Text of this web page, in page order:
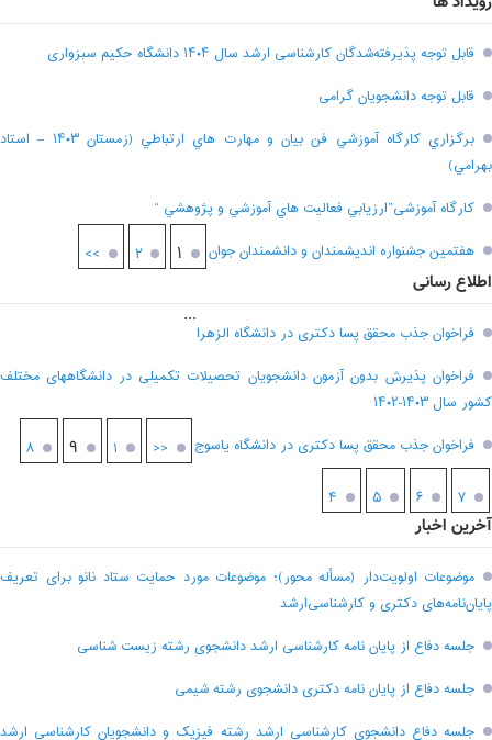
قابل توجه پذیرفته‌شدگان کارشناسی ارشد سال ۱۴۰۴ دانشگاه حکیم سبزواری
قابل توجه دانشجویان گرامی
برگزاري کارگاه آموزشي فن بيان و مهارت هاي ارتباطي (زمستان ۱۴۰۳ – استاد
بهرامي)
کارگاه آموزشی”ارزيابي فعاليت هاي آموزشي و پژوهشي “
هفتمين جشنواره انديشمندان و دانشمندان جوان
۱ ۲ >>
اطلاع رسانی
فراخوان جذب محقق پسا دکتری در دانشگاه الزهرا
فراخوان پذیرش بدون آزمون دانشجویان تحصیلات تکمیلی در دانشگاههای مختلف
کشور سال ۱۴۰۳-۱۴۰۲
فراخوان جذب محقق پسا دکتری در دانشگاه یاسوج
<< ۱
...
۴ ۵ ۶ ۷
۸ ۹
آخرین اخبار
موضوعات اولویت‌دار (مسأله محور)؛ موضوعات مورد حمایت ستاد نانو برای تعریف
پایان‌نامه‌های دکتری و کارشناسی‌ارشد
جلسه دفاع از پایان نامه کارشناسی ارشد دانشجوی رشته زیست شناسی
جلسه دفاع از پایان نامه دکتری دانشجوی رشته شیمی
جلسه دفاع دانشجوی کارشناسی ارشد رشته فیزیک و دانشجویان کارشناسی ارشد